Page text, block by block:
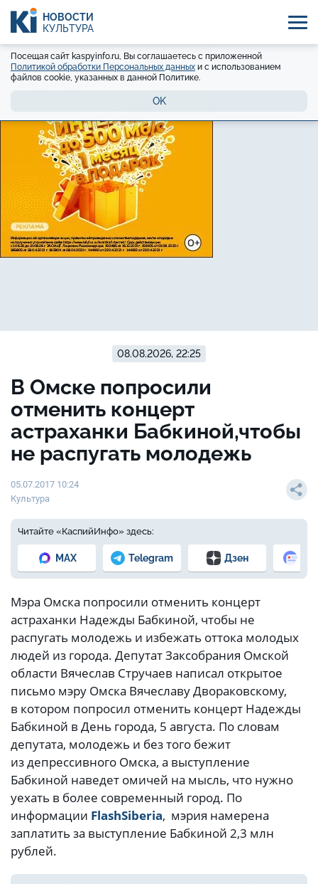
НОВОСТИ
КУЛЬТУРА
Посещая сайт kaspyinfo.ru, Вы соглашаетесь с приложенной
Политикой обработки Персональных данных и с использованием
файлов cookie, указанных в данной Политике.
OK
08.08.2026, 22:25
В Омске попросили
отменить концерт
астраханки Бабкиной,чтобы
не распугать молодежь
05.07.2017 10:24
Культура
Читайте «КаспийИнфо» здесь:
MAX Telegram Дзен
Мэра Омска попросили отменить концерт
астраханки Надежды Бабкиной, чтобы не
распугать молодежь и избежать оттока молодых
людей из города. Депутат Заксобрания Омской
области Вячеслав Стручаев написал открытое
письмо мэру Омска Вячеславу Двораковскому,
в котором попросил отменить концерт Надежды
Бабкиной в День города, 5 августа. По словам
депутата, молодежь и без того бежит
из депрессивного Омска, а выступление
Бабкиной наведет омичей на мысль, что нужно
уехать в более современный город. По
информации FlashSiberia, мэрия намерена
заплатить за выступление Бабкиной 2,3 млн
рублей.